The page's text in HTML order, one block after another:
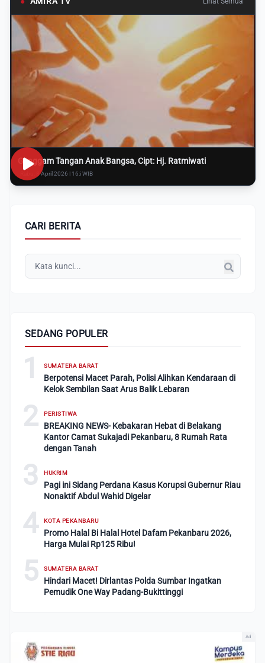
Genggam Tangan Anak Bangsa, Cipt: Hj. Ratmiwati
Rabu, 8 April 2026 | 16:i WIB
CARI BERITA
SEDANG POPULER
1 SUMATERA BARAT
Berpotensi Macet Parah, Polisi Alihkan Kendaraan di
Kelok Sembilan Saat Arus Balik Lebaran
2 PERISTIWA
BREAKING NEWS- Kebakaran Hebat di Belakang
Kantor Camat Sukajadi Pekanbaru, 8 Rumah Rata
dengan Tanah
3 HUKRIM
Pagi ini Sidang Perdana Kasus Korupsi Gubernur Riau
Nonaktif Abdul Wahid Digelar
4 KOTA PEKANBARU
Promo Halal Bi Halal Hotel Dafam Pekanbaru 2026,
Harga Mulai Rp125 Ribu!
5 SUMATERA BARAT
Hindari Macet! Dirlantas Polda Sumbar Ingatkan
Pemudik One Way Padang-Bukittinggi
Ad